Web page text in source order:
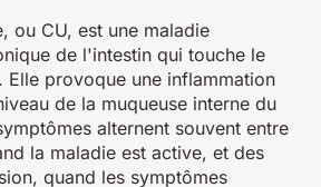
ou CU, est une maladie
de l'intestin qui touche le
Elle provoque une inflammation
de la muqueuse interne du
alternent souvent entre
la maladie est active, et des
quand les symptômes